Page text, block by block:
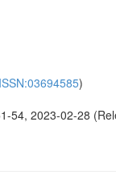
ISSN:03694585)
54, 2023-02-28